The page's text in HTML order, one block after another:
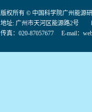
版权所有 © 中国科学院广州能源
地址: 广州市天河区能源路2号
传真：020-87057677 E-mail：